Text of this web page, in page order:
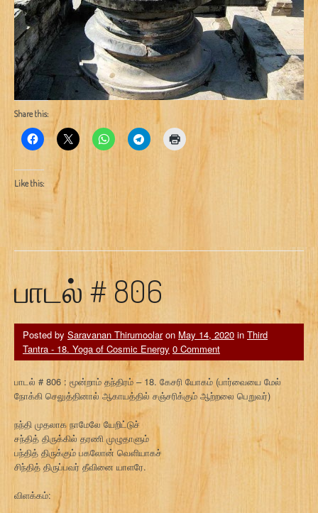
Share this:
Like this:
பாடல் # 806
Posted by Saravanan Thirumoolaron May 14, 2020 in Third
Tantra - 18. Yoga of Cosmic Energy 0 Comment
பாடல் # 806 : மூன்றாம் தந்திரம் – 18. கேசரி யோகம் (பார்வையை மேல்
நோக்கி செலுத்தினால் ஆகாயத்தில் சஞ்சரிக்கும் ஆற்றலை பெறுவர்)
நந்தி முதலாக நாமேலே யேறிட்டுச்
சந்தித் திருக்கில் தரணி முழுதாளும்
பந்தித் திருக்கும் பகலோன் வெளியாகச்
சிந்தித் திருப்பவர் தீவினை யாளரே.
விளக்கம்: